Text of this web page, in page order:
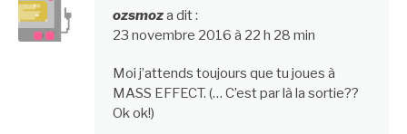
ozsmoza dit :
23 novembre 2016 à 22 h 28 min
Moi j’attends toujours que tu joues à
MASS EFFECT. (… C’est par là la sortie??
Ok ok!)